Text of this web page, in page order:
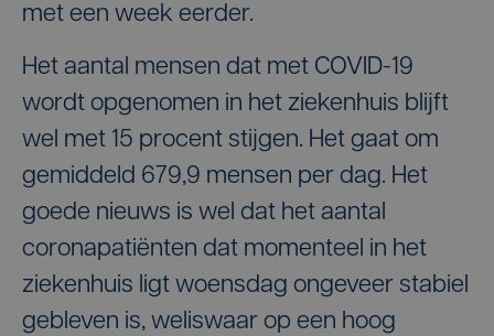
met een week eerder.
Het aantal mensen dat met COVID-19
wordt opgenomen in het ziekenhuis blijft
wel met 15 procent stijgen. Het gaat om
gemiddeld 679,9 mensen per dag. Het
goede nieuws is wel dat het aantal
coronapatiënten dat momenteel in het
ziekenhuis ligt woensdag ongeveer stabiel
gebleven is, weliswaar op een hoog